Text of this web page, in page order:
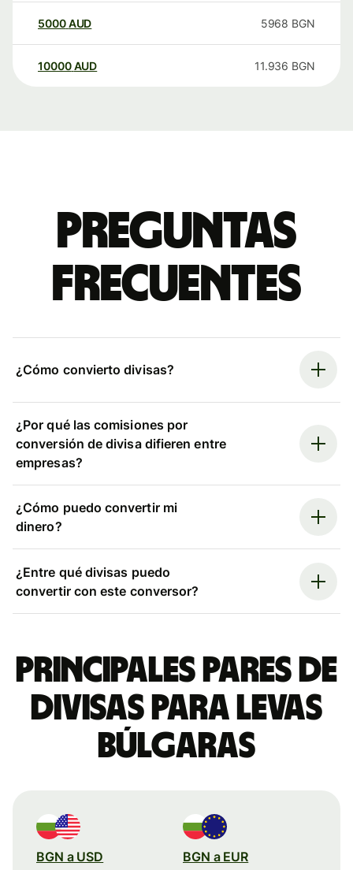
5000AUD 5968 BGN
10000 AUD 11.936 BGN
Preguntas
frecuentes
¿Cómo convierto divisas?
¿Por qué las comisiones por
conversión de divisa difieren entre
empresas?
¿Cómo puedo convertir mi
dinero?
¿Entre qué divisas puedo
convertir con este conversor?
Principales pares de
divisas para levas
búlgaras
BGN a USD BGN a EUR